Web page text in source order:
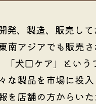
、製造、販売し
南アジアでも販売
犬口ケア」とい
な製品を市場に投
を店舗の方からい